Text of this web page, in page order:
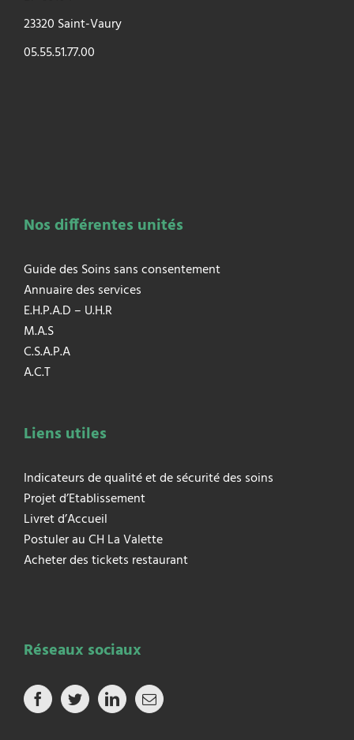
23320 Saint-Vaury
05.55.51.77.00
Nos différentes unités
Guide des Soins sans consentement
Annuaire des services
E.H.P.A.D – U.H.R
M.A.S
C.S.A.P.A
A.C.T
Liens utiles
Indicateurs de qualité et de sécurité des soins
Projet d’Etablissement
Livret d’Accueil
Postuler au CH La Valette
Acheter des tickets restaurant
Réseaux sociaux